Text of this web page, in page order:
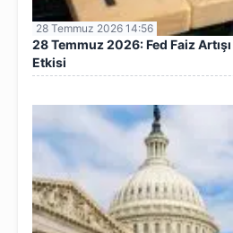
28 Temmuz 2026 14:56
28 Temmuz 2026: Fed Faiz
Etkisi